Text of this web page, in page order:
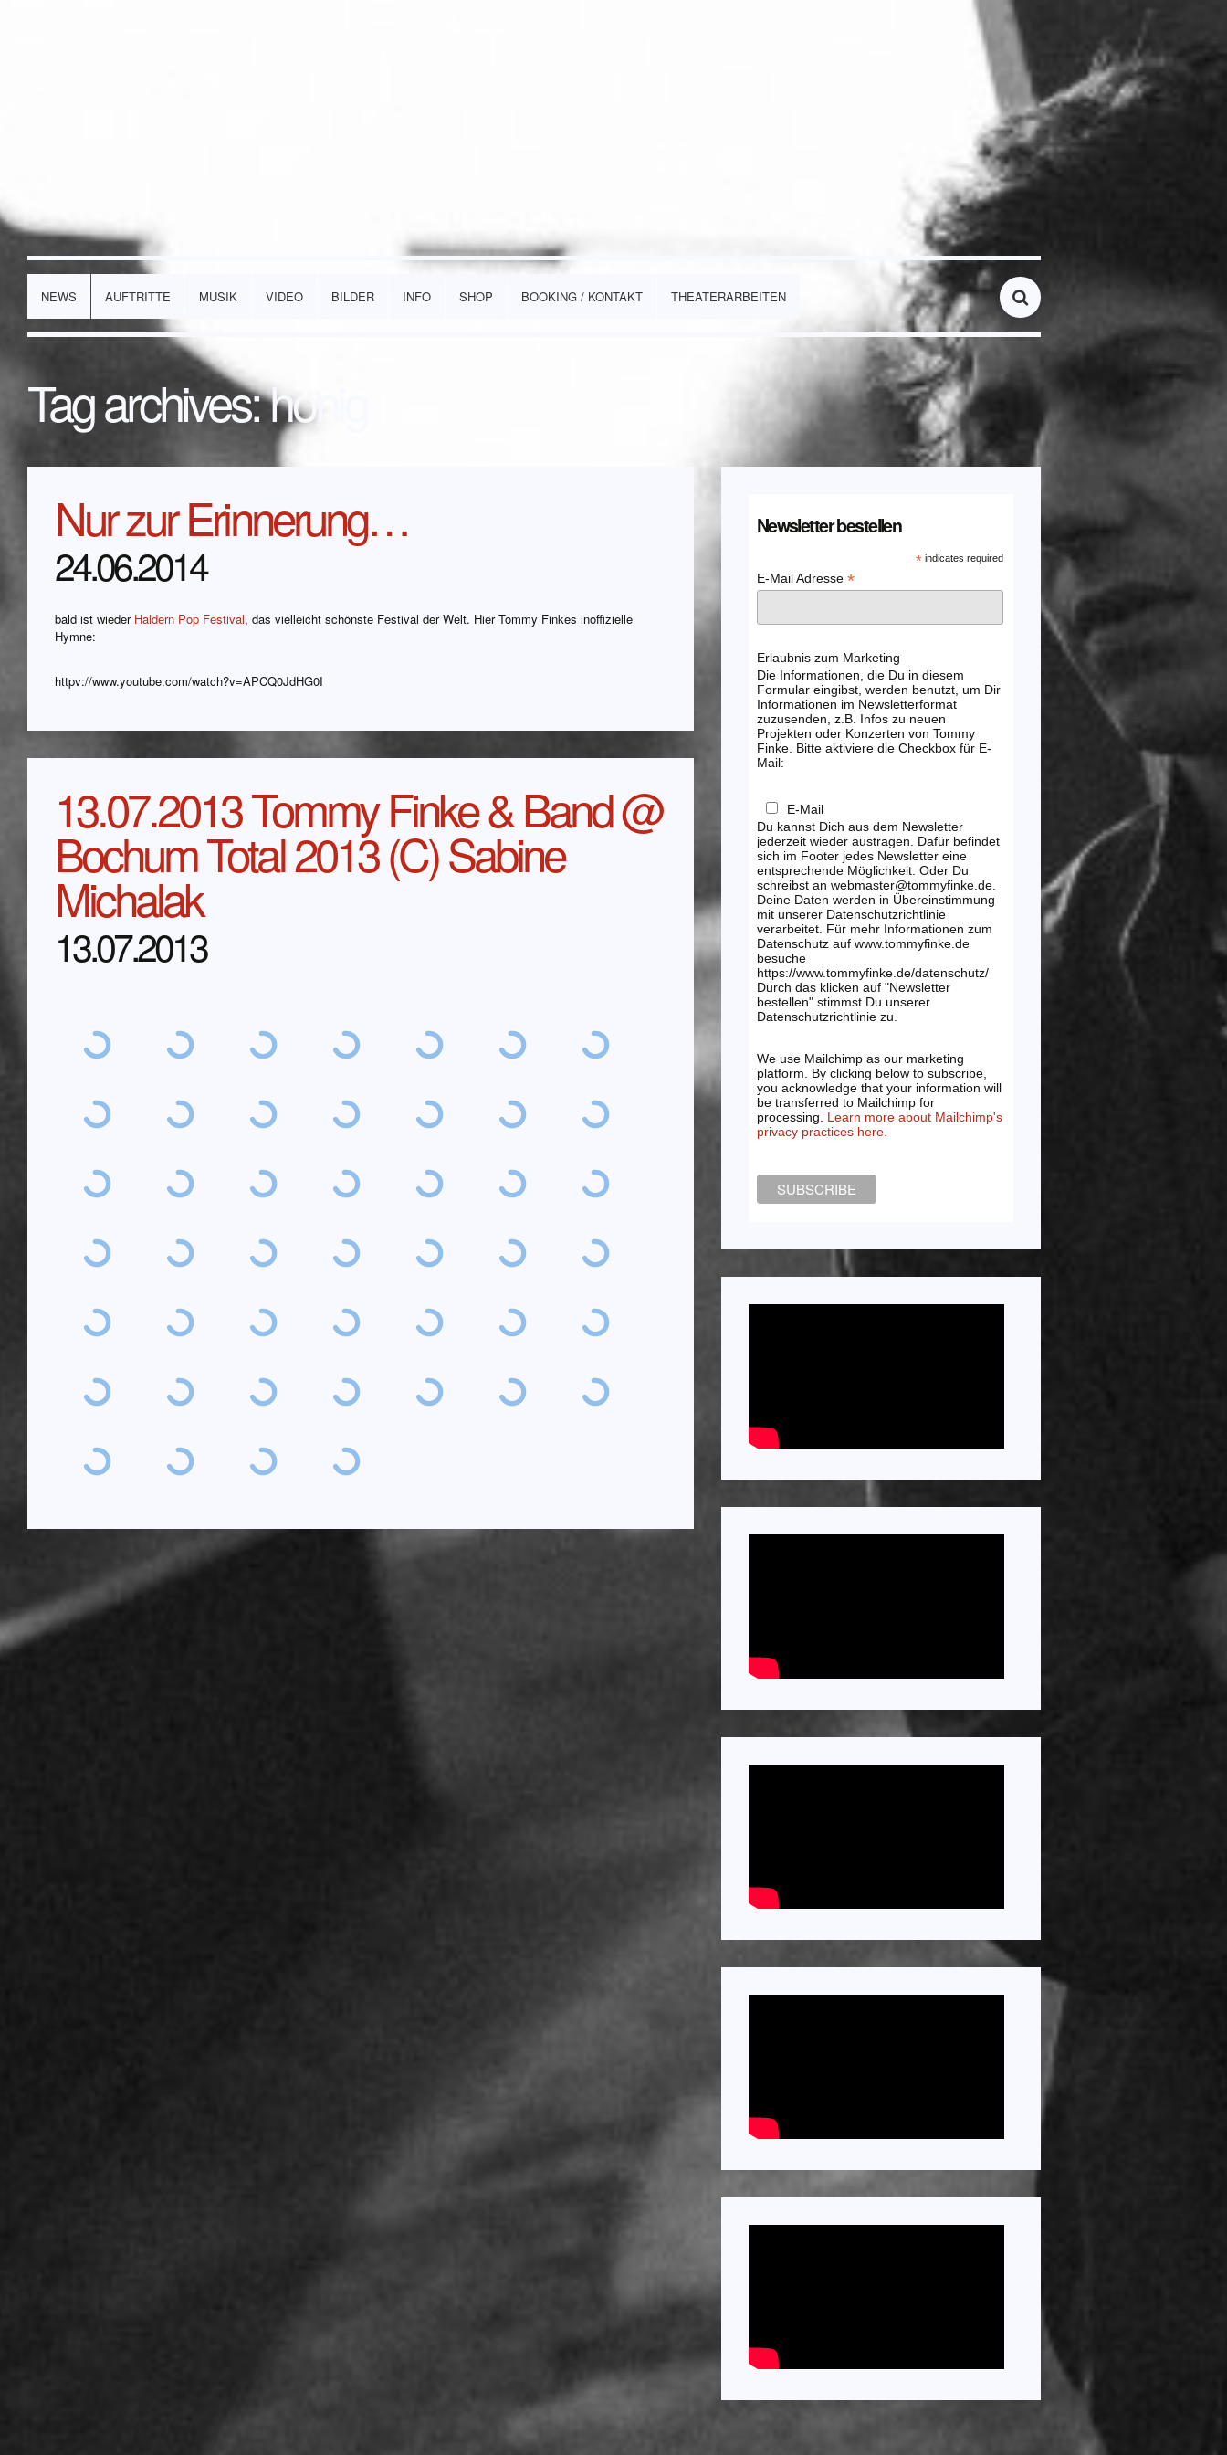
NEWS AUFTRITTE MUSIK VIDEO BILDER INFO SHOP BOOKING / KONTAKT THEATERARBEITEN
Tag archives:honig
Nur zur Erinnerung…
24.06.2014
bald ist wieder Haldern Pop Festival, das vielleicht schönste Festival der Welt. Hier Tommy Finkes inoffizielle
Hymne:
httpv://www.youtube.com/watch?v=APCQ0JdHG0I
13.07.2013 Tommy Finke & Band @
Bochum Total 2013 (C) Sabine
Michalak
13.07.2013
Newsletter bestellen
*indicates required
E-Mail Adresse *
Erlaubnis zum Marketing
Die Informationen, die Du in diesem
Formular eingibst, werden benutzt, um Dir
Informationen im Newsletterformat
zuzusenden, z.B. Infos zu neuen
Projekten oder Konzerten von Tommy
Finke. Bitte aktiviere die Checkbox für E-
Mail:
E-Mail
Du kannst Dich aus dem Newsletter
jederzeit wieder austragen. Dafür befindet
sich im Footer jedes Newsletter eine
entsprechende Möglichkeit. Oder Du
schreibst an webmaster@tommyfinke.de.
Deine Daten werden in Übereinstimmung
mit unserer Datenschutzrichtlinie
verarbeitet. Für mehr Informationen zum
Datenschutz auf www.tommyfinke.de
besuche
https://www.tommyfinke.de/datenschutz/
Durch das klicken auf "Newsletter
bestellen" stimmst Du unserer
Datenschutzrichtlinie zu.
We use Mailchimp as our marketing
platform. By clicking below to subscribe,
you acknowledge that your information will
be transferred to Mailchimp for
processing. Learn more about Mailchimp's
privacy practices here.